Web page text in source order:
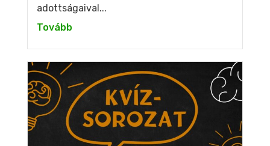
adottságaival...
Tovább